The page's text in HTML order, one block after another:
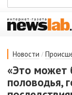
Новости /
«Это может
половодья,